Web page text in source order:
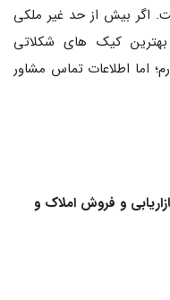
اگر بیش از حد غیر ملکی
کیک‌ های شکلاتی
اما اطلاعات تماس مشاور
و فروش املاک و